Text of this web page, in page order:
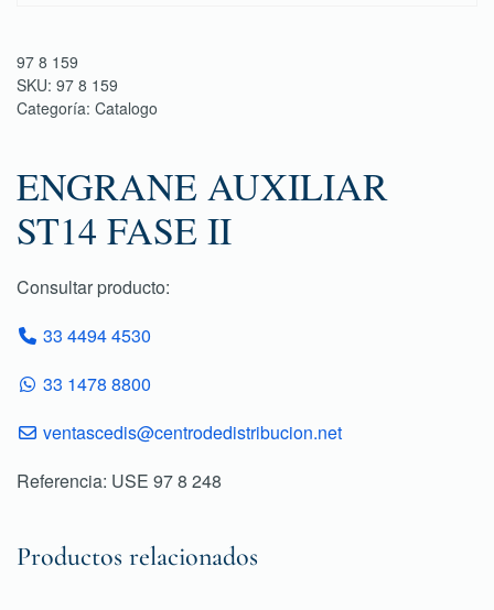
97 8 159
SKU: 97 8 159
Categoría: Catalogo
ENGRANE AUXILIAR
ST14 FASE II
Consultar producto:
33 4494 4530
33 1478 8800
ventascedis@centrodedistribucion.net
Referencia: USE 97 8 248
Productos relacionados